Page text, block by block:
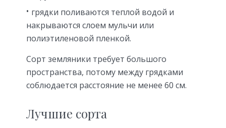
грядки поливаются теплой водой и
накрываются слоем мульчи или
полиэтиленовой пленкой.
Сорт земляники требует большого
пространства, потому между грядками
соблюдается расстояние не менее 60 см.
Лучшие сорта